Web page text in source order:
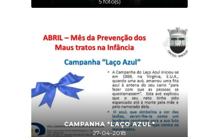
CAMPANHA "LAÇO AZUL"
27-04-2018